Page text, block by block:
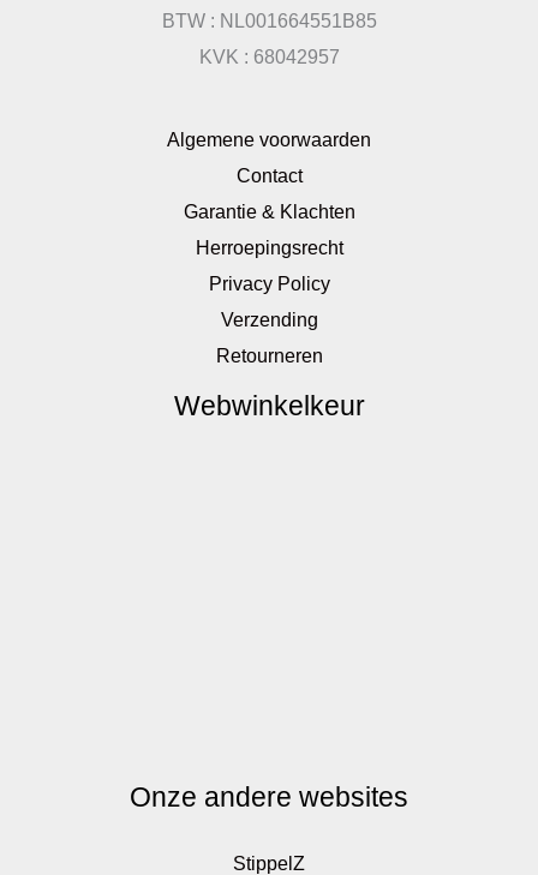
BTW : NL001664551B85
KVK : 68042957
Algemene voorwaarden
Contact
Garantie & Klachten
Herroepingsrecht
Privacy Policy
Verzending
Retourneren
Webwinkelkeur
Onze andere websites
StippelZ